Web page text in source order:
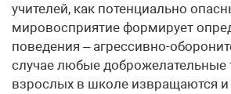
учителей, как потенциально
мировосприятие формирует
поведения – агрессивно-
случае любые доброжелательные
взрослых в школе извращаются и